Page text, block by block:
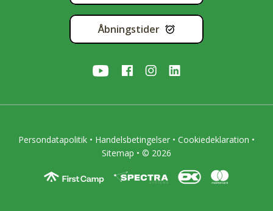
Åbningstider
Persondatapolitik • Handelsbetingelser • Cookiedeklaration •
Sitemap • © 2026